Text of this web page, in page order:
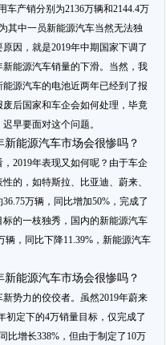
车产销分别为2136万辆和2144.4万
其中一员新能源汽车当然无法独
因，就是2019年中期国家下调了
能源汽车销量的下滑。当然，我
源汽车的电池近两年已经到了报
后国家和车企会如何处理，毕竟
早要面对这个问题。
2019年表现又如何呢？由于车企
的，如特斯拉、比亚迪、蔚来、
万辆，同比增加50%，完成了
的一枝独秀，国内的新能源汽车
辆，同比下降11.39%，新能源汽车
势力的佼佼者。虽然2019年蔚来
初定下的4万销量目标，仅完成了
比增长338%，但由于制定了10万